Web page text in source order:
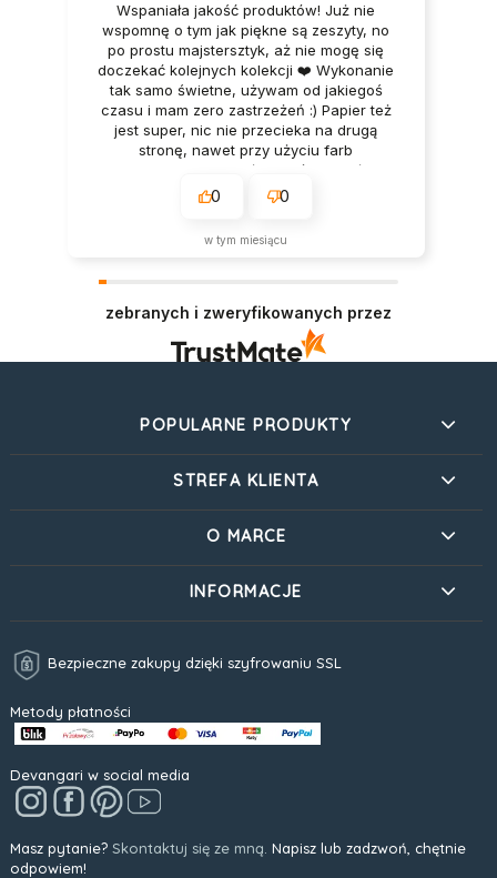
Wspaniała jakość produktów! Już nie
wspomnę o tym jak piękne są zeszyty, no
po prostu majstersztyk, aż nie mogę się
doczekać kolejnych kolekcji ❤️ Wykonanie
tak samo świetne, używam od jakiegoś
czasu i mam zero zastrzeżeń :) Papier też
jest super, nic nie przecieka na drugą
stronę, nawet przy użyciu farb
akwarelowych! Obsługa też przemiła i
serdeczna ❤️ To na pewno nie moje
0 0
w tym miesiącu
zebranych i zweryfikowanych przez
POPULARNE PRODUKTY
STREFA KLIENTA
O MARCE
INFORMACJE
Bezpieczne zakupy dzięki szyfrowaniu SSL
Metody płatności
Devangari w social media
Masz pytanie? Skontaktuj się ze mną. Napisz lub zadzwoń, chętnie
odpowiem!